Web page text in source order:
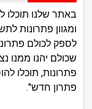
באתר שלנו תוכלו
ומגוון פתרונות
לספק לכולם
שכולם יהנו ממנו
פתרונות, תוכלו
פתרון חדש".